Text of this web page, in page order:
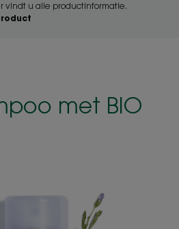
vindt u alle productinformatie.
met BIO